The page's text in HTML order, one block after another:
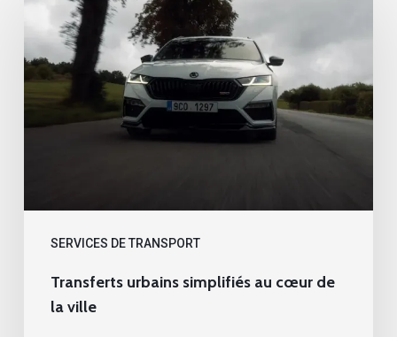
SERVICES DE TRANSPORT
urbains
simplifiés
au
cœur
de
Transferts urbains simplifiés au cœur de
la ville